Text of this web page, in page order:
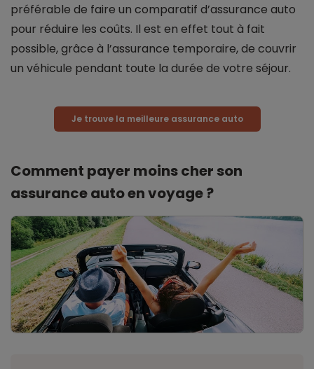
préférable de faire un comparatif d’assurance auto
pour réduire les coûts. Il est en effet tout à fait
possible, grâce à l’assurance temporaire, de couvrir
un véhicule pendant toute la durée de votre séjour.
Je trouve la meilleure assurance auto
Comment payer moins cher son
assurance auto en voyage ?